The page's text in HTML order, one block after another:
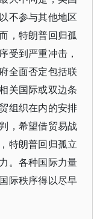
不参与其他地区
，特朗普回归孤
受到严重冲击，
全面否定包括联
关国际或双边条
组织在内的安排
，希望借贸易战
特朗普回归孤立
。各种国际力量
际秩序得以尽早